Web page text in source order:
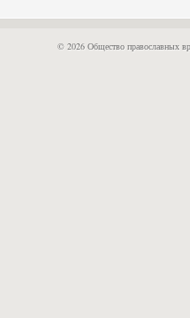
© 2026 Общество православных